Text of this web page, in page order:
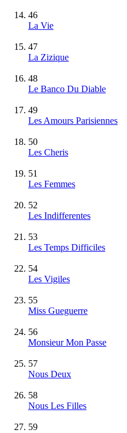
46
La Vie
47
La Zizique
48
Le Banco Du Diable
49
Les Amours Parisiennes
50
Les Cheris
51
Les Femmes
52
Les Indifferentes
53
Les Temps Difficiles
54
Les Vigiles
55
Miss Gueguerre
56
Monsieur Mon Passe
57
Nous Deux
58
Nous Les Filles
59